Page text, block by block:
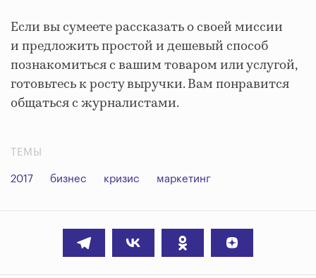
Если вы сумеете рассказать о своей миссии
и предложить простой и дешевый способ
познакомиться с вашим товаром или услугой,
готовьтесь к росту выручки. Вам понравится
общаться с журналистами.
ТЕМЫ
2017 бизнес кризис маркетинг